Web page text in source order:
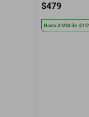
Armadora
$479
Hasta3 MSIde